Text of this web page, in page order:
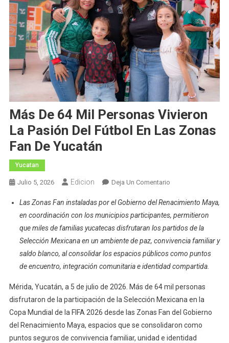
Más De 64 Mil Personas Vivieron
La Pasión Del Fútbol En Las Zonas
Fan De Yucatán
Yucatan
Julio 5, 2026 Edicion Deja Un ComentarioEn
De
64
Mil
Personas
Vivieron
La
Del
Fútbol
En
Las
Zonas
Las Zonas Fan instaladas por el Gobierno del Renacimiento Maya,
en coordinación con los municipios participantes, permitieron
que miles de familias yucatecas disfrutaran los partidos de la
Selección Mexicana en un ambiente de paz, convivencia familiar y
saldo blanco, al consolidar los espacios públicos como puntos
de encuentro, integración comunitaria e identidad compartida.
Mérida, Yucatán, a 5 de julio de 2026. Más de 64 mil personas
disfrutaron de la participación de la Selección Mexicana en la
Copa Mundial de la FIFA 2026 desde las Zonas Fan del Gobierno
del Renacimiento Maya, espacios que se consolidaron como
puntos seguros de convivencia familiar, unidad e identidad